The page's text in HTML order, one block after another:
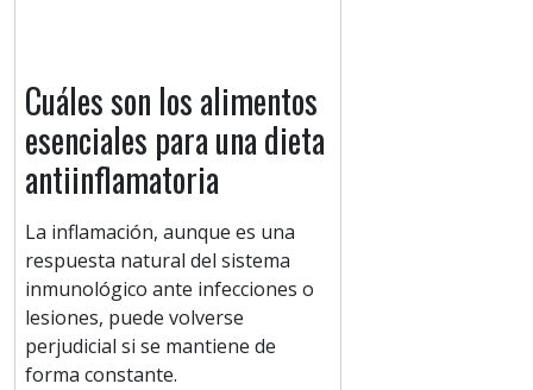
Cuáles son los alimentos
esenciales para una dieta
antiinflamatoria
La inflamación, aunque es una
respuesta natural del sistema
inmunológico ante infecciones o
lesiones, puede volverse
perjudicial si se mantiene de
forma constante.